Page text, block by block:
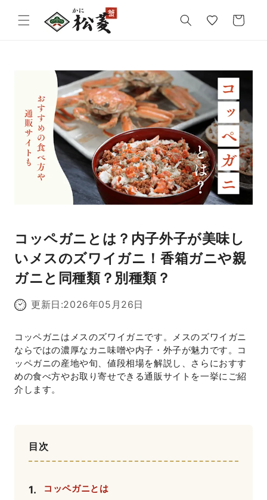
に
ー
コッペガニとは？内子外子が美味し
いメスのズワイガニ！香箱ガニや親
ガニと同種類？別種類？
更新日:2026年05月26日
コッペガニはメスのズワイガニです。メスのズワイガニ
ならではの濃厚なカニ味噌や内子・外子が魅力です。コ
ッペガニの産地や旬、値段相場を解説し、さらにおすす
めの食べ方やお取り寄せできる通販サイトを一挙にご紹
介します。
目次
1. コッペガニとは